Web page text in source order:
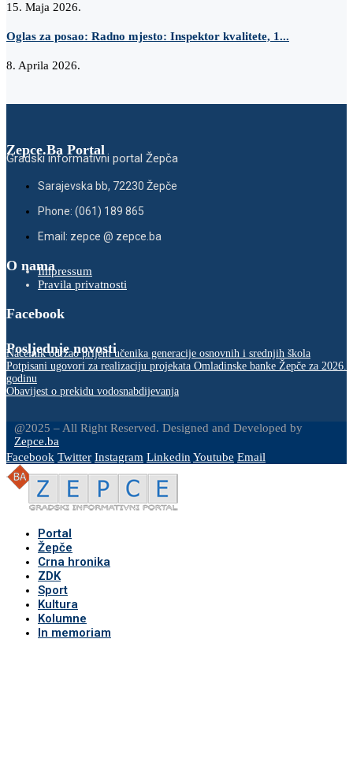
15. Maja 2026.
Oglas za posao: Radno mjesto: Inspektor kvalitete, 1...
8. Aprila 2026.
Zepce.Ba Portal
Gradski informativni portal Žepča
Sarajevska bb, 72230 Žepče
Phone: (061) 189 865
Email: zepce @ zepce.ba
O namaImpressum
Pravila privatnosti
Facebook
Posljednje novosti
Načelnik održao prijem učenika generacije osnovnih i srednjih škola
Potpisani ugovori za realizaciju projekata Omladinske banke Žepče za 2026.
godinu
Obavijest o prekidu vodosnabdijevanja
@2025 – All Right Reserved. Designed and Developed by
Zepce.ba
Facebook Twitter Instagram LinkedinYoutube Email
Portal
Žepče
Crna hronika
ZDK
Sport
Kultura
Kolumne
In memoriam